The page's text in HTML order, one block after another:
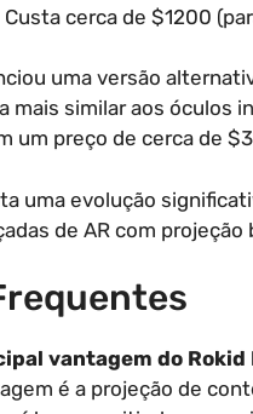
cerca de $1200
uma versão
mais similar aos óculos
um preço de cerca de
uma evolução
de AR com
vantagem do
é a projeção de